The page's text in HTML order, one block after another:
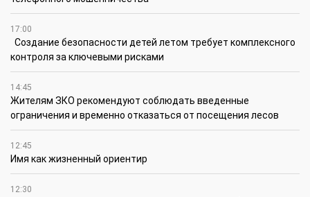
17:00
Создание безопасности детей летом требует комплексного
контроля за ключевыми рисками
14:45
Жителям ЗКО рекомендуют соблюдать введенные
ограничения и временно отказаться от посещения лесов
12:45
Имя как жизненный ориентир
12:30